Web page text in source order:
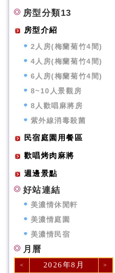
房型分類13
房型介紹
2人房(梅蘭菊竹4間)
4人房(梅蘭菊竹4間)
6人房(梅蘭菊竹4間)
8~10人景觀房
8人歡唱麻將房
紫外線消毒殺菌
民宿庭園用餐區
歡唱烤肉麻將
週邊景點
好站連結
美濃情休閒軒
美濃情庭園
美濃情民宿
月曆
< 2026年8月 >